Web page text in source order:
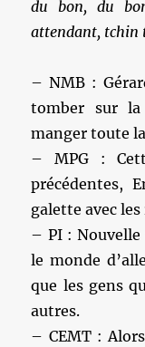
du bon, du
attendant, tchin
– NMB :
tomber sur la
manger toute
– MPG :
précédentes,
galette avec
– PI : Nouvelle
le monde
que les gens
autres.
– CEMT :